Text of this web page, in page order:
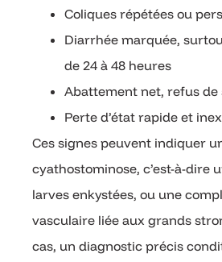
Coliques répétées ou
Diarrhée marquée,
de 24 à 48 heures
Abattement net, refus de
Perte d’état rapide et
Ces signes peuvent indiquer
cyathostominose, c’est-à-dire
larves enkystées, ou une
vasculaire liée aux grands
cas, un diagnostic précis